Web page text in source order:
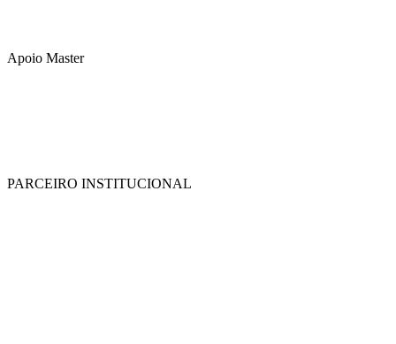
Apoio Master
PARCEIRO INSTITUCIONAL